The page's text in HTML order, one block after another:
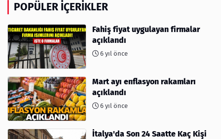
POPÜLER İÇERIKLER
Fahiş fiyat uygulayan firmalar
açıklandı
6 yıl önce
Mart ayı enflasyon rakamları
açıklandı
6 yıl önce
İtalya'da Son 24 Saatte Kaç Kişi